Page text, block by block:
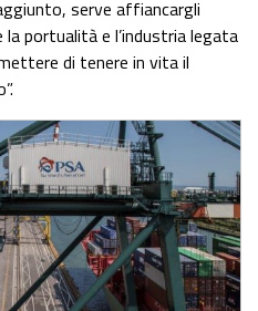
serve affiancargli
la portualità e l’industria legata
di tenere in vita il